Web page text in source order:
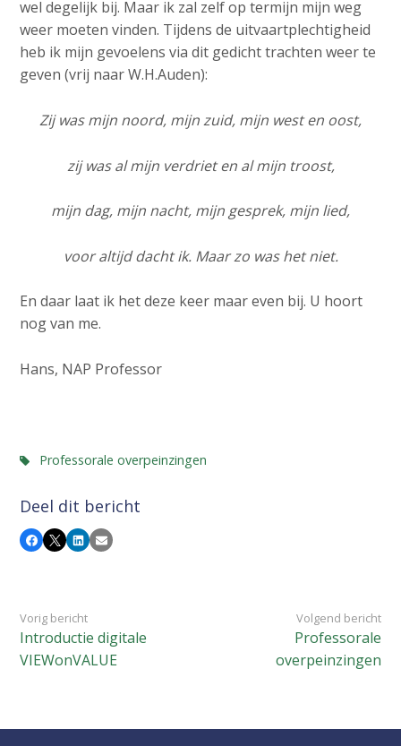
wel degelijk bij. Maar ik zal zelf op termijn mijn weg
weer moeten vinden. Tijdens de uitvaartplechtigheid
heb ik mijn gevoelens via dit gedicht trachten weer te
geven (vrij naar W.H.Auden):
Zij was mijn noord, mijn zuid, mijn west en oost,
zij was al mijn verdriet en al mijn troost,
mijn dag, mijn nacht, mijn gesprek, mijn lied,
voor altijd dacht ik. Maar zo was het niet.
En daar laat ik het deze keer maar even bij. U hoort
nog van me.
Hans, NAP Professor
Professorale overpeinzingen
Deel dit bericht
Facebook
X LinkedIn
E-mail
Vorig bericht
Introductie digitale
VIEWonVALUE
Volgend bericht
Professorale
overpeinzingen